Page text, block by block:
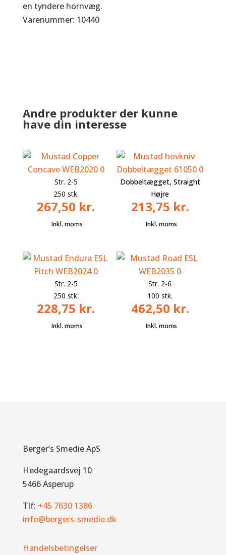
en tyndere hornvæg.
Varenummer: 10440
Andre produkter der kunne
have din interesse
Str. 2-5
250 stk.
267,50 kr.
Dobbeltægget, Straight
Højre
213,75 kr.
Str. 2-5
250 stk.
228,75 kr.
Str. 2-6
100 stk.
462,50 kr.
Berger’s Smedie ApS
Hedegaardsvej 10
5466 Asperup
Tlf: +45 7630 1386
info@bergers-smedie.dk
Handelsbetingelser